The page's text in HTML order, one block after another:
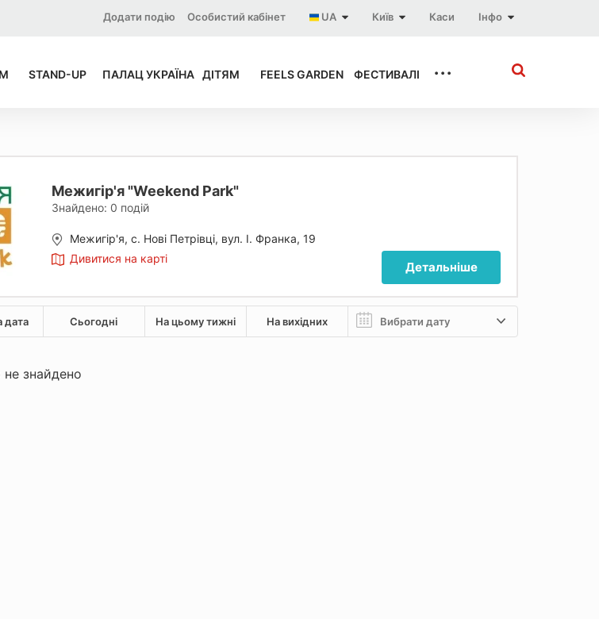
Інфо
Каси
Київ
UA
Особистий кабінет
Додати подію
STAND-UP ПАЛАЦ УКРАЇНА ДІТЯМ FEELS GARDEN ФЕСТИВАЛІ ...
Межигір'я "Weekend Park"
Знайдено: 0 подій
Межигір'я, с. Нові Петрівці, вул. І. Франка, 19
Дивитися на карті
Детальніше
дата Сьогодні На цьому тижні На вихідних
знайдено